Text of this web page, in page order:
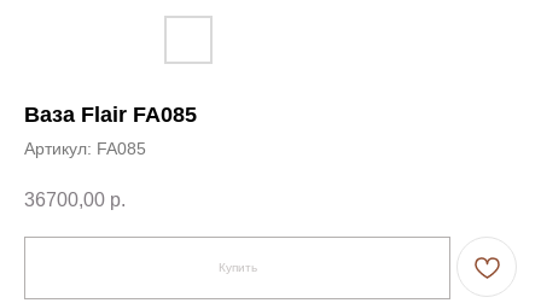
Ваза Flair FA085
Артикул: FA085
36700,00 р.
Купить